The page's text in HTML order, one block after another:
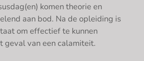
komen theorie en
aan bod. Na de opleiding is
om effectief te kunnen
geval van een calamiteit.